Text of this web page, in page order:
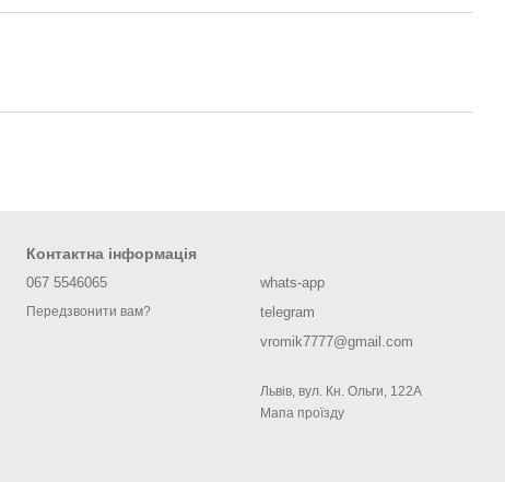
Контактна інформація
067 5546065
Передзвонити вам?
whats-app
telegram
vromik7777@gmail.com
Львів, вул. Кн. Ольги, 122А
Мапа проїзду